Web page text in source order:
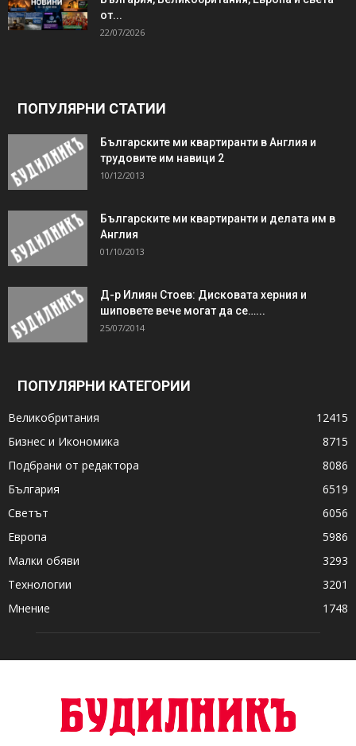
от...
22/07/2026
ПОПУЛЯРНИ СТАТИИ
Българските ми квартиранти в Англия и
трудовите им навици 2
10/12/2013
Българските ми квартиранти и делата им в
Англия
01/10/2013
Д-р Илиян Стоев: Дисковата херния и
шиповете вече могат да се…...
25/07/2014
ПОПУЛЯРНИ КАТЕГОРИИ
Великобритания
12415
Бизнес и Икономика
8715
Подбрани от редактора
8086
България
6519
Светът
6056
Европа
5986
Малки обяви
3293
Технологии
3201
Мнение
1748